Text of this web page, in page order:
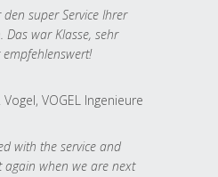
super Service Ihrer
war Klasse, sehr
Vogel, VOGEL Ingenieure
with the service and
when we are next